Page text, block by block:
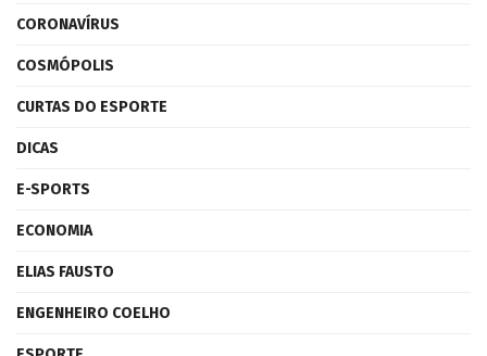
CORONAVÍRUS
COSMÓPOLIS
CURTAS DO ESPORTE
DICAS
E-SPORTS
ECONOMIA
ELIAS FAUSTO
ENGENHEIRO COELHO